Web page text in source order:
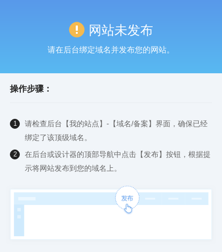
网站未发布
请在后台绑定域名并发布您的网站。
操作步骤：
1
请检查后台【我的站点】-【域名/备案】界面，确保已经
绑定了该顶级域名。
2
在后台或设计器的顶部导航中点击【发布】按钮，根据提
示将网站发布到您的域名上。